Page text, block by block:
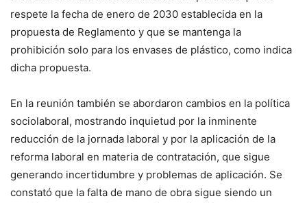
respete la fecha de enero de 2030 establecida en la
propuesta de Reglamento y que se mantenga la
prohibición solo para los envases de plástico, como indica
dicha propuesta.
En la reunión también se abordaron cambios en la política
sociolaboral, mostrando inquietud por la inminente
reducción de la jornada laboral y por la aplicación de la
reforma laboral en materia de contratación, que sigue
generando incertidumbre y problemas de aplicación. Se
constató que la falta de mano de obra sigue siendo un